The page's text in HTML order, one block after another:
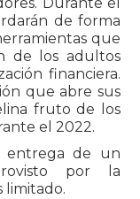
de forma
que
de los adultos
financiera.
que abre sus
fruto de los
el 2022.
entrega de un
por la
limitado.